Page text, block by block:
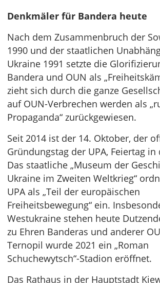
Denkmäler für Bandera heute
Nach dem Zusammenbruch der
1990 und der staatlichen
Ukraine 1991 setzte die
Bandera und OUN als
zieht sich durch die ganze
auf OUN-Verbrechen werden als
Propaganda“ zurückgewiesen.
Seit 2014 ist der 14. Oktober, der
Gründungstag der UPA, Feiertag in
Das staatliche „Museum der
Ukraine im Zweiten Weltkrieg“
UPA als „Teil der europäischen
Freiheitsbewegung“ ein.
Westukraine stehen heute
zu Ehren Banderas und anderer
Ternopil wurde 2021 ein „Roman
Schuchewytsch“-Stadion eröffnet.
Das Rathaus in der Hauptstadt